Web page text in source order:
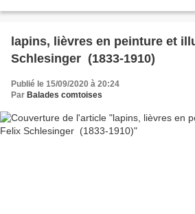
lapins, lièvres en peinture et
Schlesinger (1833-1910)
Publié le 15/09/2020 à 20:24
Par Balades comtoises